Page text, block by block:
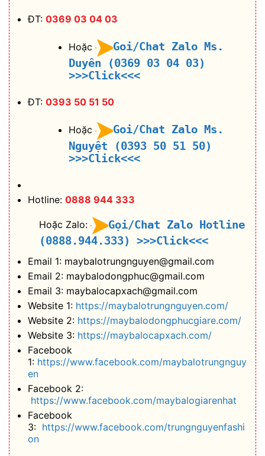
ĐT: 0369 03 04 03
Hoặc
Goi/Chat Zalo Ms.
Duyên (0369 03 04 03)
>>>Click<<<
ĐT: 0393 50 51 50
Hoặc
Goi/Chat Zalo Ms.
Nguyệt (0393 50 51 50)
>>>Click<<<
Hotline: 0888 944 333
Hoặc Zalo:
Gọi/Chat Zalo Hotline
(0888.944.333)
>>>Click<<<
Email 1: maybalotrungnguyen@gmail.com
Email 2: maybalodongphuc@gmail.com
Email 3: maybalocapxach@gmail.com
Website 1: https://maybalotrungnguyen.com/
Website 2: https://maybalodongphucgiare.com/
Website 3: https://maybalocapxach.com/
Facebook
1: https://www.facebook.com/maybalotrungnguy
en
Facebook 2:
https://www.facebook.com/maybalogiarenhat
Facebook
3: https://www.facebook.com/trungnguyenfashi
on